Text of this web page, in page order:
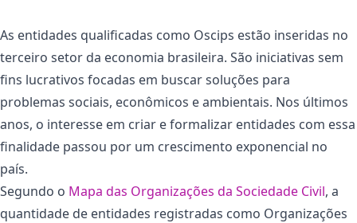
As entidades qualificadas como Oscips estão inseridas no
terceiro setor da economia brasileira. São iniciativas sem
fins lucrativos focadas em buscar soluções para
problemas sociais, econômicos e ambientais. Nos últimos
anos, o interesse em criar e formalizar entidades com essa
finalidade passou por um crescimento exponencial no
país.
Segundo o Mapa das Organizações da Sociedade Civil, a
quantidade de entidades registradas como Organizações